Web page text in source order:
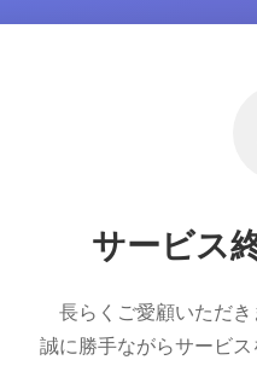
サービス
長らくご愛顧いただき
誠に勝手ながらサービス